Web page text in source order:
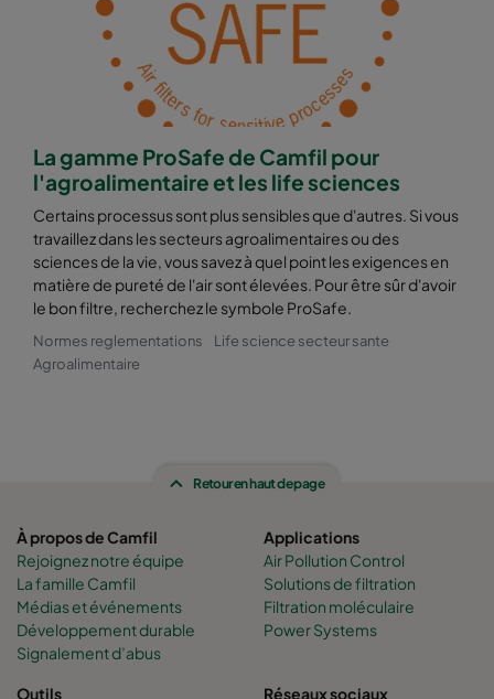
La gamme ProSafe de Camfil pour
l'agroalimentaire et les life sciences
Certains processus sont plus sensibles que d'autres. Si vous
travaillez dans les secteurs agroalimentaires ou des
sciences de la vie, vous savez à quel point les exigences en
matière de pureté de l'air sont élevées. Pour être sûr d'avoir
le bon filtre, recherchez le symbole ProSafe.
Normes reglementations
Life science secteur sante
Agroalimentaire
Retour en haut de page
À propos de Camfil
Rejoignez notre équipe
La famille Camfil
Médias et événements
Développement durable
Signalement d’abus
Applications
Air Pollution Control
Solutions de filtration
Filtration moléculaire
Power Systems
Outils
Réseaux sociaux